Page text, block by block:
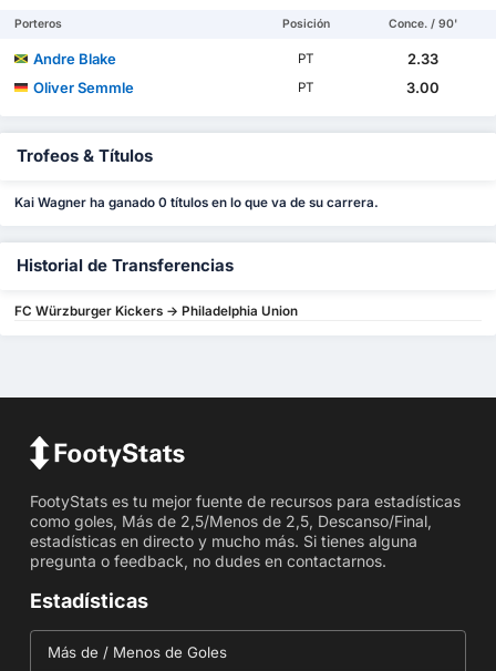
Porteros Posición Conce. / 90'
Andre Blake PT
2.33
Oliver Semmle
PT 3.00
Trofeos & Títulos
Kai Wagner ha ganado 0 títulos en lo que va de su carrera.
Historial de Transferencias
FC Würzburger Kickers -> Philadelphia Union
FootyStats es tu mejor fuente de recursos para estadísticas
como goles, Más de 2,5/Menos de 2,5, Descanso/Final,
estadísticas en directo y mucho más. Si tienes alguna
pregunta o feedback, no dudes en contactarnos.
Estadísticas
Más de / Menos de Goles